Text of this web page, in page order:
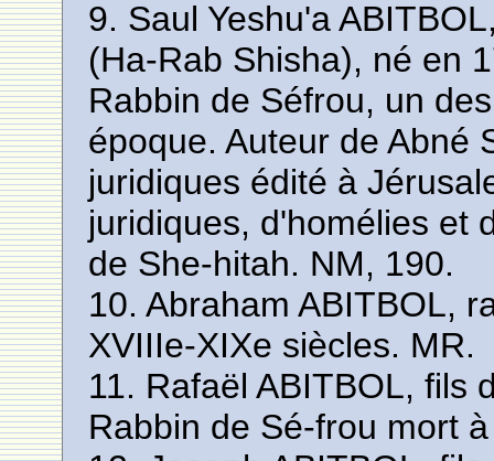
9. Saul Yeshu'a
(Ha-Rab Shisha), né en
Rabbin de Séfrou, un
époque. Auteur de Abné
juridiques édité à
juridiques, d'homélies et
de She-hitah. NM, 190.
10. Abraham ABITBOL,
XVIIIe-XIXe siècles. MR.
11. Rafaël ABITBOL, fils
Rabbin de Sé-frou mort